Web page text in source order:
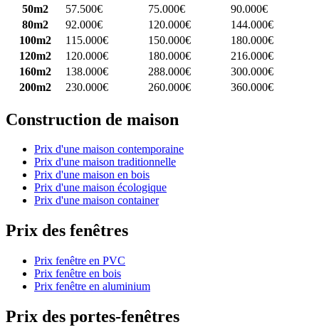
50m2
57.500€ 75.000€
90.000€
80m2
92.000€ 120.000€
144.000€
100m2
115.000€ 150.000€
180.000€
120m2
120.000€ 180.000€
216.000€
160m2
138.000€ 288.000€
300.000€
200m2
230.000€ 260.000€ 360.000€
Construction de maison
Prix d'une maison contemporaine
Prix d'une maison traditionnelle
Prix d'une maison en bois
Prix d'une maison écologique
Prix d'une maison container
Prix des fenêtres
Prix fenêtre en PVC
Prix fenêtre en bois
Prix fenêtre en aluminium
Prix des portes-fenêtres